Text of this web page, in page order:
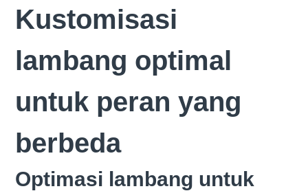
Kustomisasi
lambang optimal
untuk peran yang
berbeda
Optimasi lambang untuk